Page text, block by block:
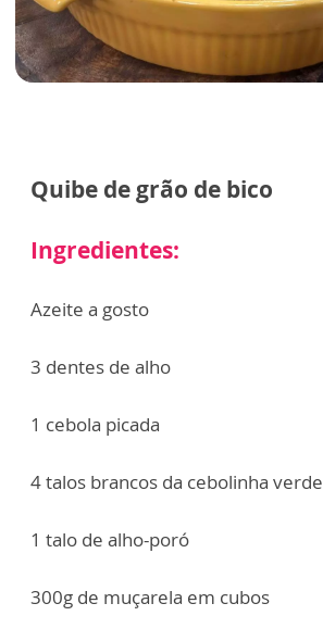
Quibe de grão de bico
Ingredientes:
Azeite a gosto
3 dentes de alho
1 cebola picada
4 talos brancos da cebolinha verde
1 talo de alho-poró
300g de muçarela em cubos